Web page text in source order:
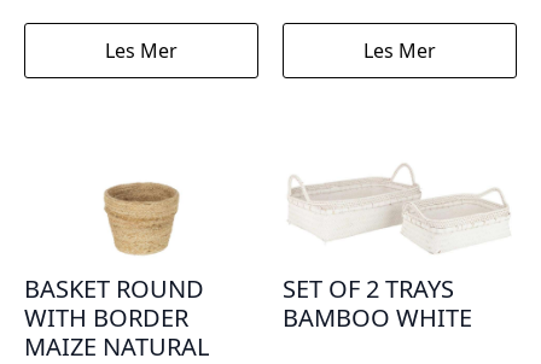
Les Mer Les Mer
BASKET ROUND
WITH BORDER
MAIZE NATURAL
SET OF 2 TRAYS
BAMBOO WHITE